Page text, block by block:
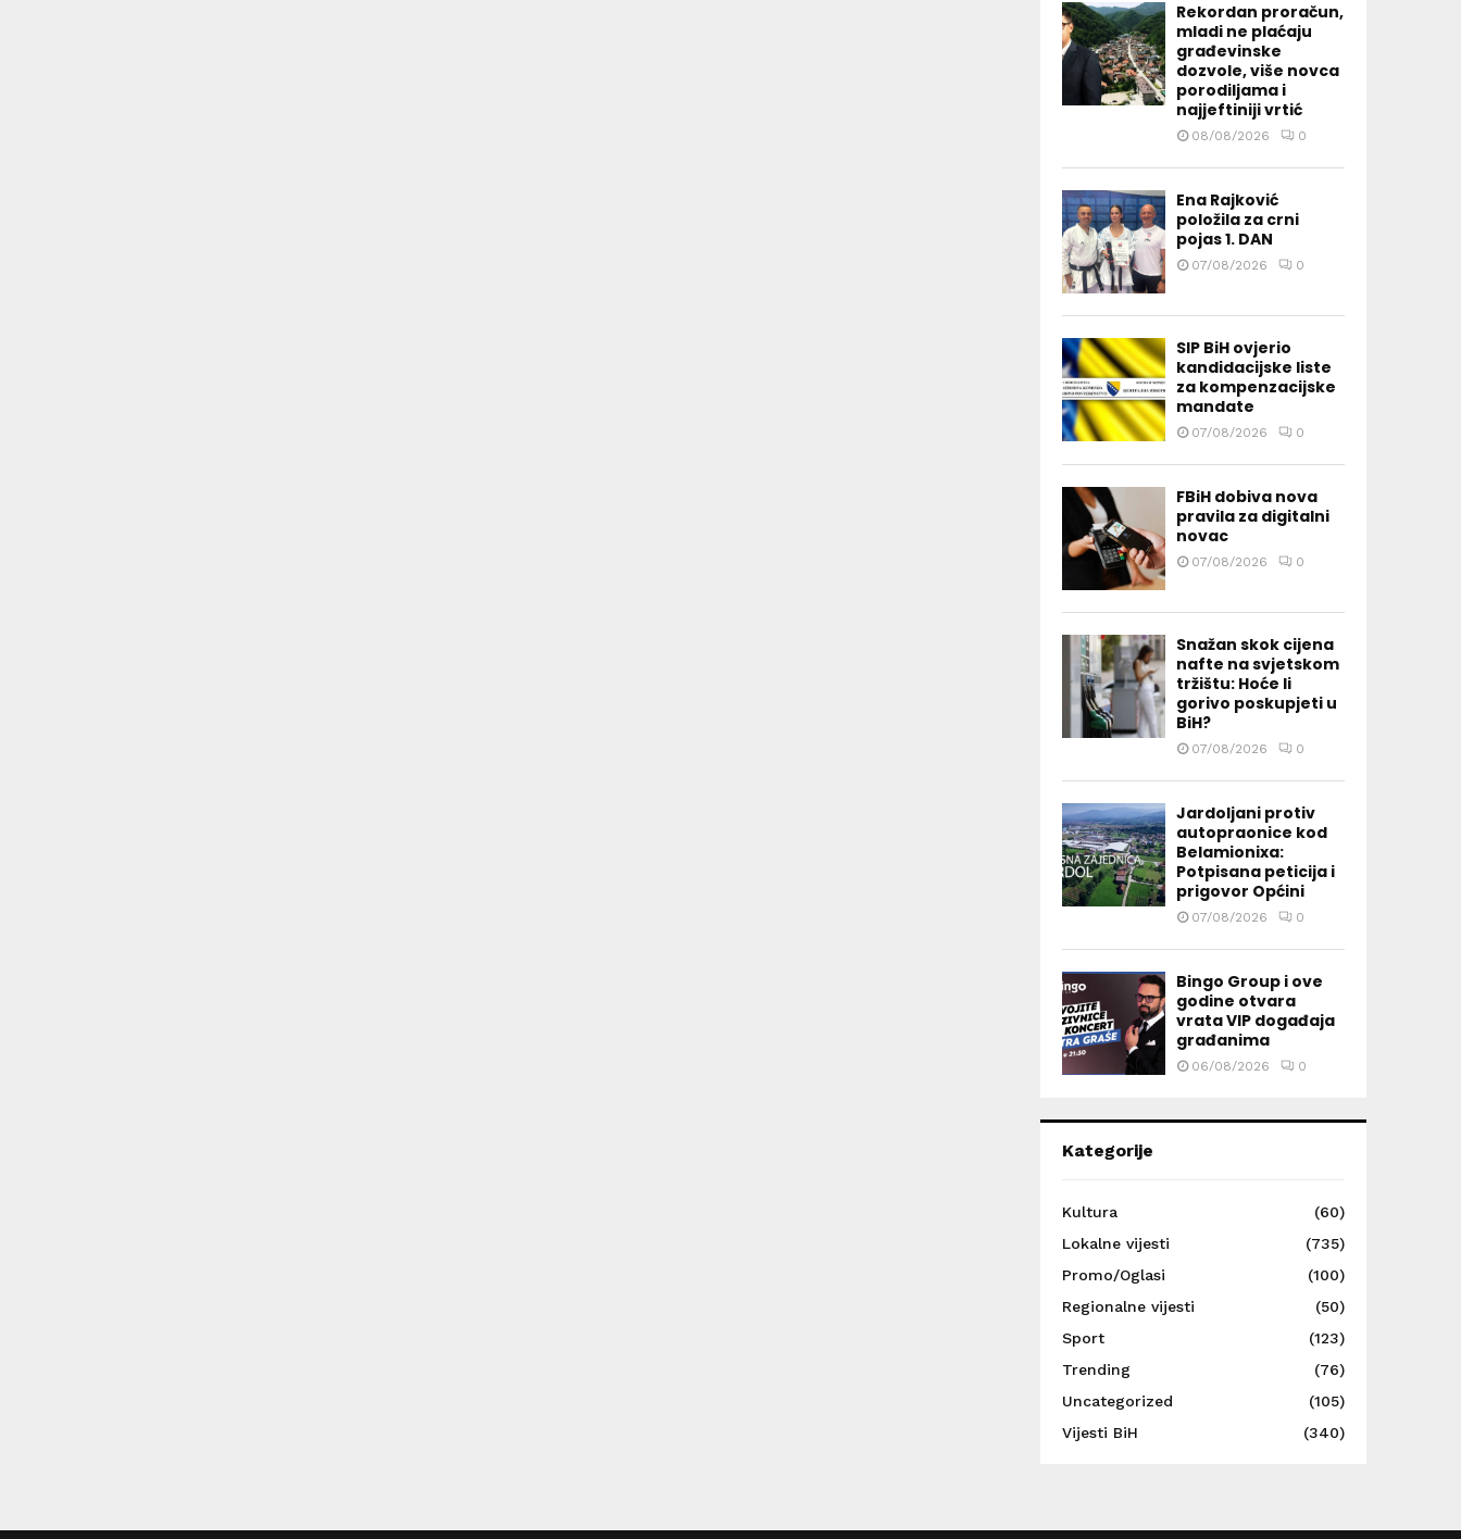
Rekordan proračun,
mladi ne plaćaju
građevinske
dozvole, više novca
porodiljama i
najjeftiniji vrtić
08/08/2026 0
Ena Rajković
položila za crni
pojas 1. DAN
07/08/2026 0
SIP BiH ovjerio
kandidacijske liste
za kompenzacijske
mandate
07/08/2026 0
FBiH dobiva nova
pravila za digitalni
novac
07/08/2026 0
Snažan skok cijena
nafte na svjetskom
tržištu: Hoće li
gorivo poskupjeti u
BiH?
07/08/2026 0
Jardoljani protiv
autopraonice kod
Belamionixa:
Potpisana peticija i
prigovor Općini
07/08/2026 0
Bingo Group i ove
godine otvara
vrata VIP događaja
građanima
06/08/2026 0
Kategorije
Kultura
(60)
Lokalne vijesti
(735)
Promo/Oglasi
(100)
Regionalne vijesti
(50)
Sport
(123)
Trending
(76)
Uncategorized
(105)
Vijesti BiH
(340)